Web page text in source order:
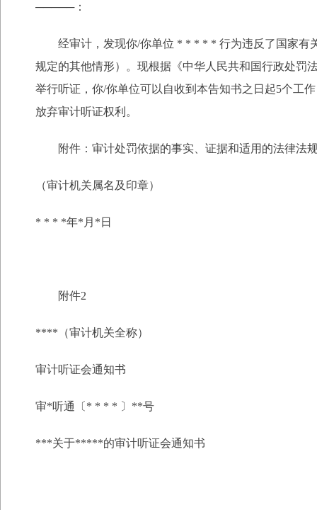
─────：
经审计，发现你/你单位 * * * * * 行为违反了国家有
规定的其他情形）。现根据《中华人民共和国行政处罚
举行听证，你/你单位可以自收到本告知书之日起5个工
放弃审计听证权利。
附件：审计处罚依据的事实、证据和适用的法律法
（审计机关属名及印章）
* * * *年*月*日
附件2
****（审计机关全称）
审计听证会通知书
审*听通〔* * * * 〕**号
***关于*****的审计听证会通知书